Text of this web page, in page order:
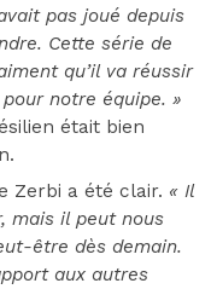
pas joué depuis
Cette série de
qu’il va réussir
notre équipe. »
était bien
Zerbi a été clair. « Il
mais il peut nous
être dès demain.
aux autres